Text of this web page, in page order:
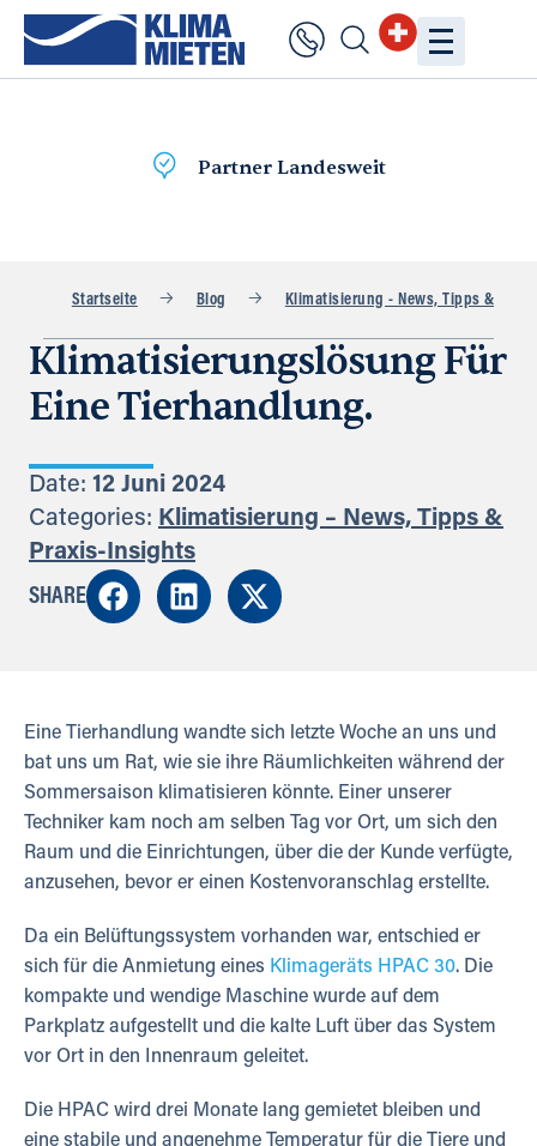
Lieferungam selben Tag
Startseite Blog Klimatisierung - News, Tipps &
Klimatisierungslösung Für
Eine Tierhandlung.
Date: 12 Juni 2024
Categories: Klimatisierung – News, Tipps &
Praxis-Insights
SHARE
Eine Tierhandlung wandte sich letzte Woche an uns und
bat uns um Rat, wie sie ihre Räumlichkeiten während der
Sommersaison klimatisieren könnte. Einer unserer
Techniker kam noch am selben Tag vor Ort, um sich den
Raum und die Einrichtungen, über die der Kunde verfügte,
anzusehen, bevor er einen Kostenvoranschlag erstellte.
Da ein Belüftungssystem vorhanden war, entschied er
sich für die Anmietung eines Klimageräts HPAC 30. Die
kompakte und wendige Maschine wurde auf dem
Parkplatz aufgestellt und die kalte Luft über das System
vor Ort in den Innenraum geleitet.
Die HPAC wird drei Monate lang gemietet bleiben und
eine stabile und angenehme Temperatur für die Tiere und